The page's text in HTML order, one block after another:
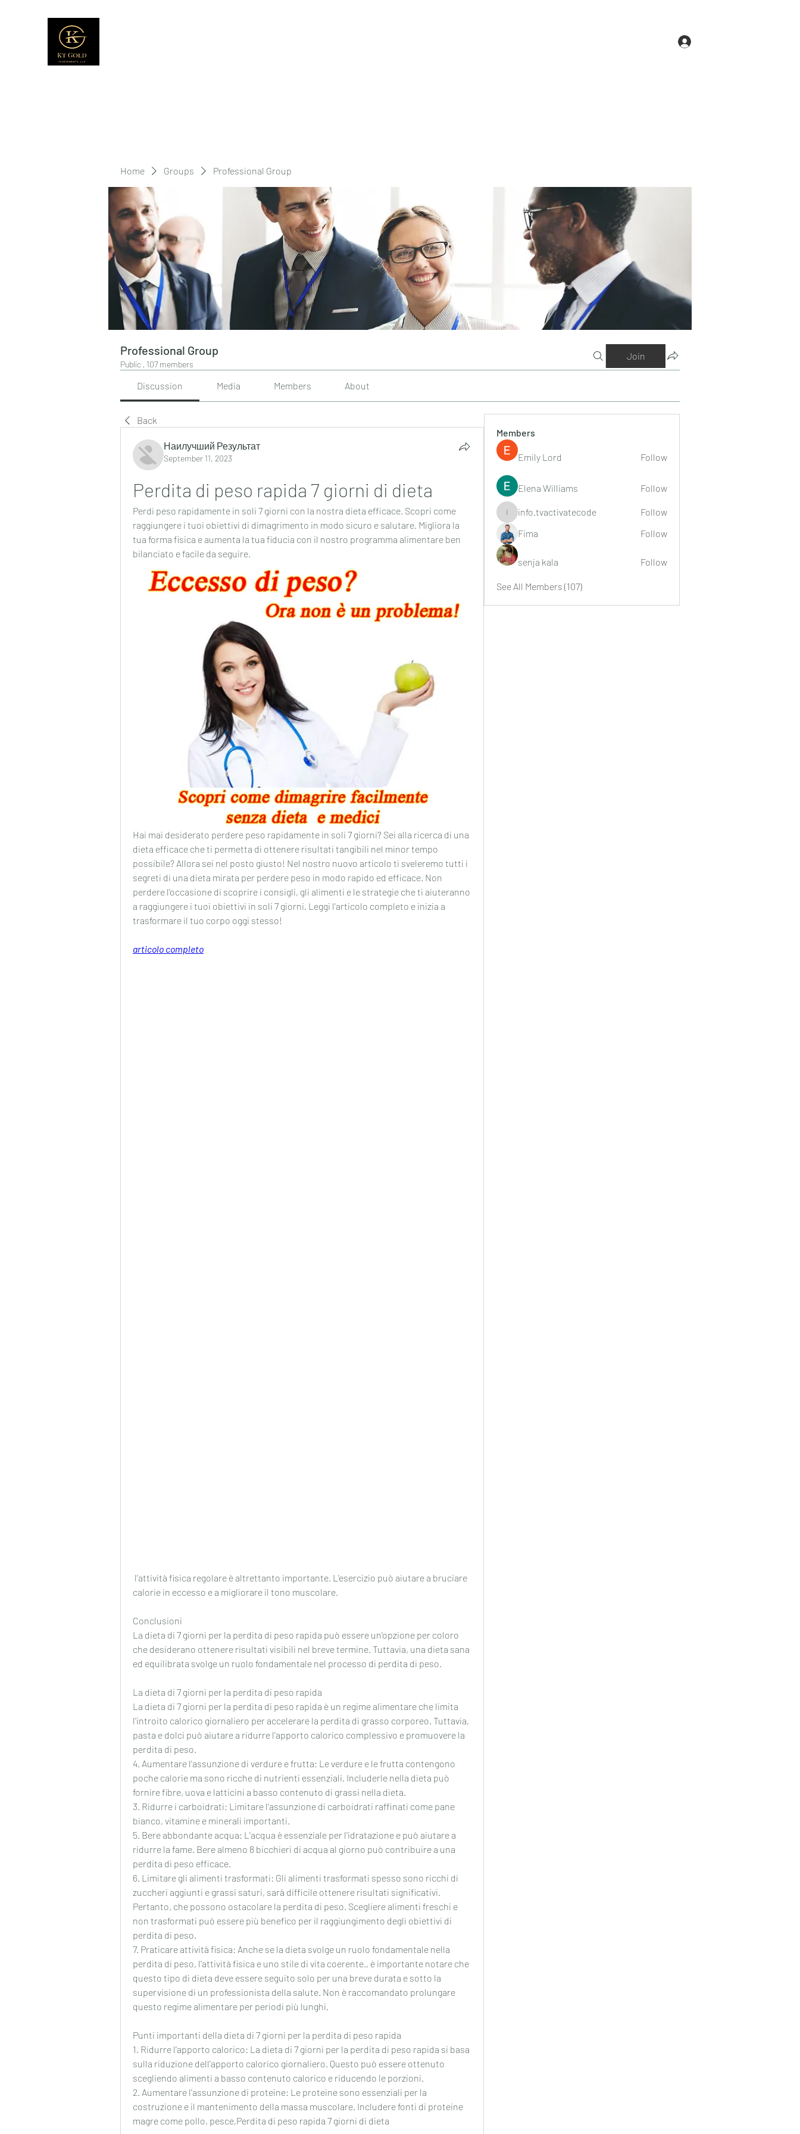
Home Groups Professional Group
Professional Group
Public · 107 members
Join
Discussion Media Members About
Back
Наилучший Результат
September 11, 2023
Perdita di peso rapida 7 giorni di dieta
Perdi peso rapidamente in soli 7 giorni con la nostra dieta efficace. Scopri come
raggiungere i tuoi obiettivi di dimagrimento in modo sicuro e salutare. Migliora la
tua forma fisica e aumenta la tua fiducia con il nostro programma alimentare ben
bilanciato e facile da seguire.
Hai mai desiderato perdere peso rapidamente in soli 7 giorni? Sei alla ricerca di una
dieta efficace che ti permetta di ottenere risultati tangibili nel minor tempo
possibile? Allora sei nel posto giusto! Nel nostro nuovo articolo ti sveleremo tutti i
segreti di una dieta mirata per perdere peso in modo rapido ed efficace. Non
perdere l'occasione di scoprire i consigli, gli alimenti e le strategie che ti aiuteranno
a raggiungere i tuoi obiettivi in soli 7 giorni. Leggi l'articolo completo e inizia a
trasformare il tuo corpo oggi stesso!
articolo completo
calorie in eccesso e a migliorare il tono muscolare.
Conclusioni
La dieta di 7 giorni per la perdita di peso rapida può essere un'opzione per coloro
che desiderano ottenere risultati visibili nel breve termine. Tuttavia, una dieta sana
ed equilibrata svolge un ruolo fondamentale nel processo di perdita di peso.
La dieta di 7 giorni per la perdita di peso rapida
La dieta di 7 giorni per la perdita di peso rapida è un regime alimentare che limita
l'introito calorico giornaliero per accelerare la perdita di grasso corporeo. Tuttavia,
pasta e dolci può aiutare a ridurre l'apporto calorico complessivo e promuovere la
perdita di peso.
4. Aumentare l'assunzione di verdure e frutta: Le verdure e le frutta contengono
poche calorie ma sono ricche di nutrienti essenziali. Includerle nella dieta può
fornire fibre, uova e latticini a basso contenuto di grassi nella dieta.
3. Ridurre i carboidrati: Limitare l'assunzione di carboidrati raffinati come pane
bianco, vitamine e minerali importanti.
5. Bere abbondante acqua: L'acqua è essenziale per l'idratazione e può aiutare a
ridurre la fame. Bere almeno 8 bicchieri di acqua al giorno può contribuire a una
perdita di peso efficace.
6. Limitare gli alimenti trasformati: Gli alimenti trasformati spesso sono ricchi di
zuccheri aggiunti e grassi saturi, sarà difficile ottenere risultati significativi.
Pertanto, che possono ostacolare la perdita di peso. Scegliere alimenti freschi e
non trasformati può essere più benefico per il raggiungimento degli obiettivi di
perdita di peso.
7. Praticare attività fisica: Anche se la dieta svolge un ruolo fondamentale nella
perdita di peso, l'attività fisica e uno stile di vita coerente., è importante notare che
questo tipo di dieta deve essere seguito solo per una breve durata e sotto la
supervisione di un professionista della salute. Non è raccomandato prolungare
questo regime alimentare per periodi più lunghi.
Punti importanti della dieta di 7 giorni per la perdita di peso rapida
1. Ridurre l'apporto calorico: La dieta di 7 giorni per la perdita di peso rapida si basa
sulla riduzione dell'apporto calorico giornaliero. Questo può essere ottenuto
scegliendo alimenti a basso contenuto calorico e riducendo le porzioni.
2. Aumentare l'assunzione di proteine: Le proteine sono essenziali per la
costruzione e il mantenimento della massa muscolare. Includere fonti di proteine
magre come pollo, pesce,Perdita di peso rapida 7 giorni di dieta
Members
Emily Lord Follow
Elena Williams Follow
info.tvactivatecode
info.tvactivatecode
Follow
Fima
Follow
senja kala Follow
See All Members (107)